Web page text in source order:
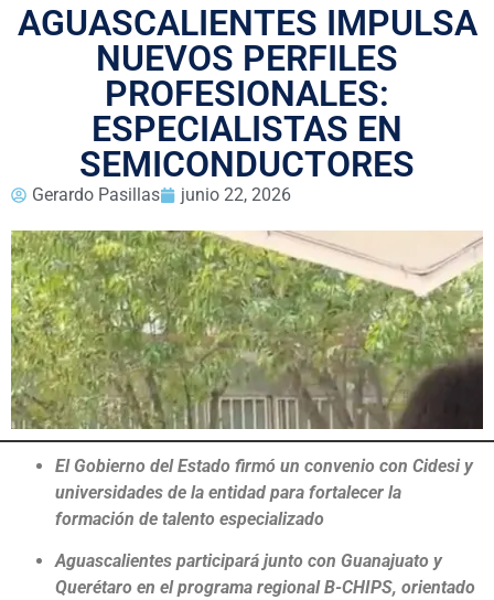
AGUASCALIENTES IMPULSA
NUEVOS PERFILES
PROFESIONALES:
ESPECIALISTAS EN
SEMICONDUCTORES
Gerardo Pasillas junio 22, 2026
El Gobierno del Estado firmó un convenio con Cidesi y
universidades de la entidad para fortalecer la
formación de talento especializado
Aguascalientes participará junto con Guanajuato y
Querétaro en el programa regional B-CHIPS, orientado